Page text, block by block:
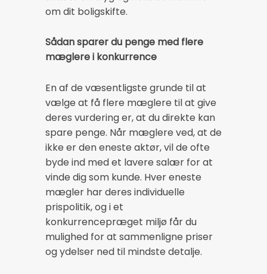
om dit boligskifte.
Sådan sparer du penge med flere
mæglere i konkurrence
En af de væsentligste grunde til at
vælge at få flere mæglere til at give
deres vurdering er, at du direkte kan
spare penge. Når mæglere ved, at de
ikke er den eneste aktør, vil de ofte
byde ind med et lavere salær for at
vinde dig som kunde. Hver eneste
mægler har deres individuelle
prispolitik, og i et
konkurrencepræget miljø får du
mulighed for at sammenligne priser
og ydelser ned til mindste detalje.